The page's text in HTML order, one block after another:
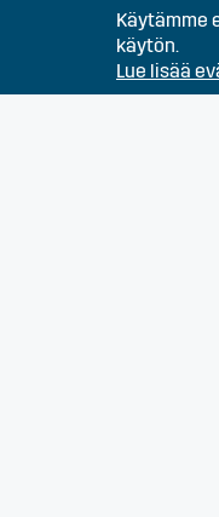
Käytämme
käytön.
Lue lisää